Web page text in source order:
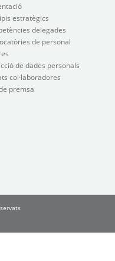
estratègics
delegades
de personal
de dades personals
col·laboradores
premsa